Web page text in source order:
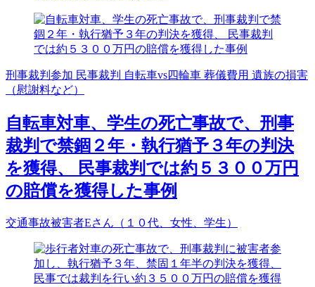
刑事裁判参加 民事裁判 自転車vs四輪車 葬儀費用 遺族の損害
（慰謝料など）
自転車対車、学生の死亡事故で、刑事
裁判で禁錮２年・執行猶予３年の判決
を獲得、 民事裁判では約５３００万円
の賠償を獲得した事例
交通事故被害者Eさん（１０代、女性、学生）